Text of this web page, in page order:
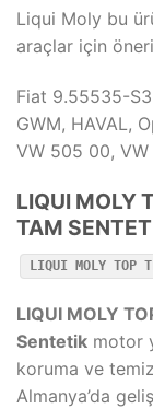
Liqui Moly bu
araçlar için
Fiat 9.55535-
GWM, HAVAL,
VW 505 00,
LIQUI MOLY
TAM
LIQUI MOLY
LIQUI MOLY
Sentetik motor
koruma ve
Almanya’da